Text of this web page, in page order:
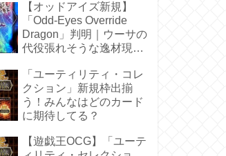
【オッドアイズ新規】
「Odd-Eyes Override
Dragon」判明｜ウーサの
代役張れそうな逸材現
「ユーティリティ・コレ
クション」新規枠出揃
う！みんなはどのカード
に期待してる？
【遊戯王OCG】「ユーテ